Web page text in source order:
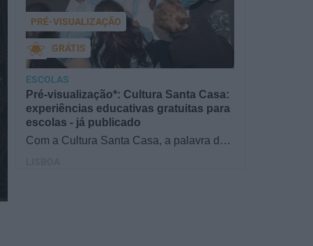
Pré-visualização*: Cultura Santa Casa:
experiências educativas gratuitas para
escolas - já publicado
Com a Cultura Santa Casa, a palavra de
GRÁTIS
PRÉ-VISUALIZAÇÃO
ESCOLAS